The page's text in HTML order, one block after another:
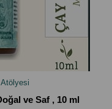
ve Saf , 10 ml